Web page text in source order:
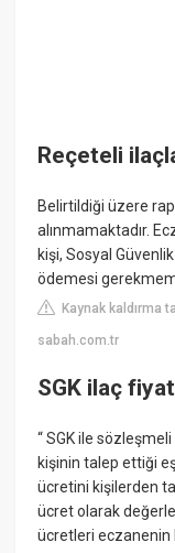
Reçeteli
Belirtildiği üzere
alınmamaktadır.
kişi, Sosyal
ödemesi
Kaynak kaldırma
sabah.com.tr
SGK ilaç
“ SGK ile
kişinin talep ettiği
ücretini kişilerden
ücret olarak
ücretleri eczanenin